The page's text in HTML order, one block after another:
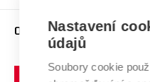
E-přihláška
Závěrečné práce
Doktorské studium
Studium bez bariér
Podpora podnikání
Mezinárodní vědecká rada
Systém zajišťování kvality
Výzkumné infrastruktury
Firemní spolupráce
Zahraniční spolupráce
Spolupráce se školami
O UNIVERZITĚ
Profil univerzity
Nastavení
údajů
Soubory cookie